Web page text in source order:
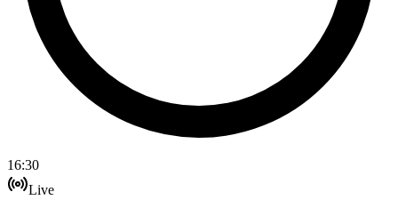
16:30
Live